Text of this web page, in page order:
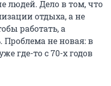
людей. Дело в том, что
отдыха, а не
работать, а
Проблема не новая: в
где-то с 70-х годов